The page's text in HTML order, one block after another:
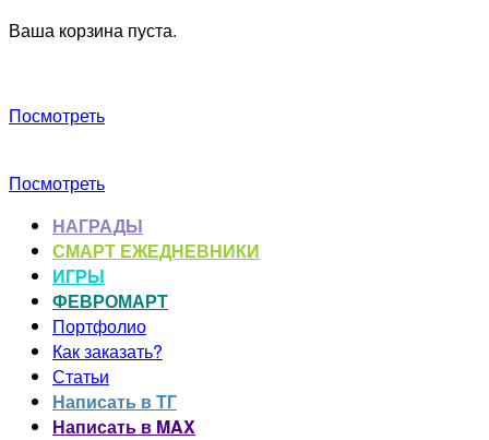
Ваша корзина пуста.
Посмотреть
Посмотреть
НАГРАДЫ
СМАРТ ЕЖЕДНЕВНИКИ
ИГРЫ
ФЕВРОМАРТ
Портфолио
Как заказать?
Статьи
Написать в ТГ
Написать в MAX